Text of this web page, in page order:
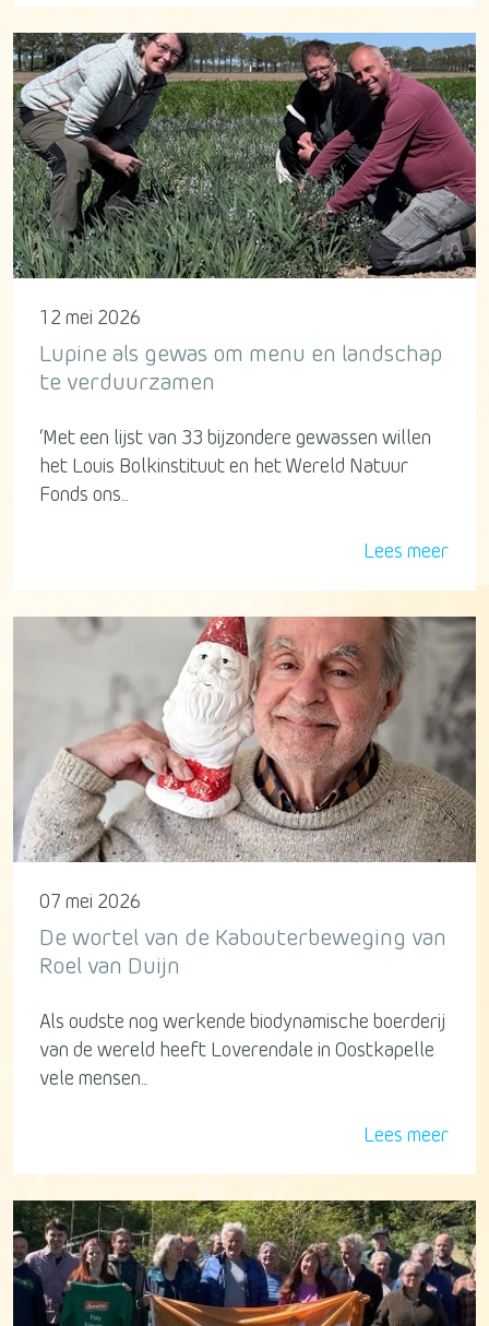
12 mei 2026
Lupine als gewas om menu en landschap
te verduurzamen
‘Met een lijst van 33 bijzondere gewassen willen
het Louis Bolkinstituut en het Wereld Natuur
Fonds ons...
Lees meer
07 mei 2026
De wortel van de Kabouterbeweging van
Roel van Duijn
Als oudste nog werkende biodynamische boerderij
van de wereld heeft Loverendale in Oostkapelle
vele mensen...
Lees meer